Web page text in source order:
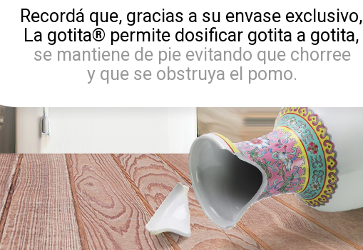
Recordá que, gracias a su envase exclusivo,
La gotita® permite dosificar gotita a gotita,
se mantiene de pie evitando que chorree
y que se obstruya el pomo.